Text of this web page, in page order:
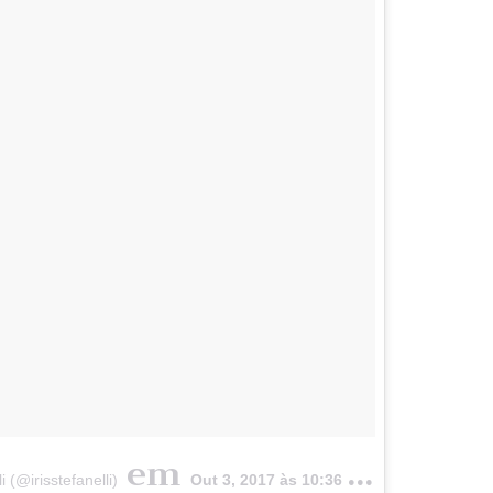
(@irisstefanelli) em Out 3, 2017 às 10:36 PDT